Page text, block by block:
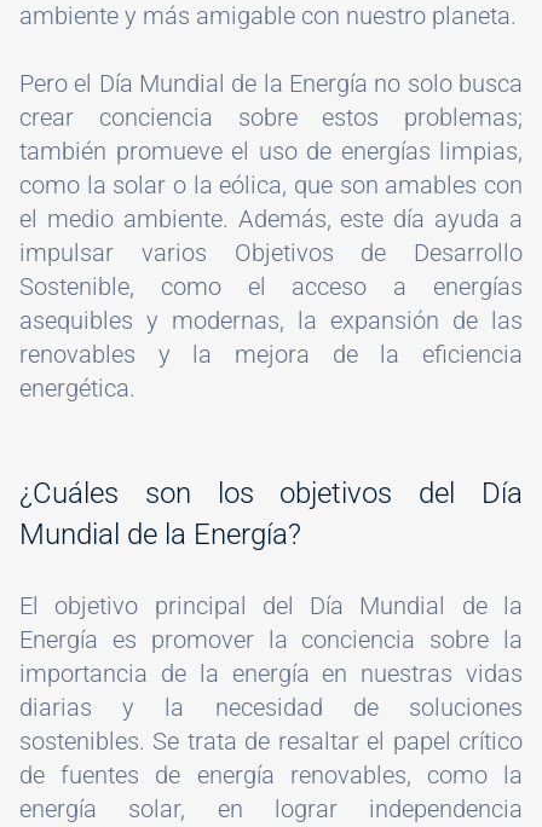
ambiente y más amigable con nuestro planeta.
Pero el Día Mundial de la Energía no solo busca
crear conciencia sobre estos problemas;
también promueve el uso de energías limpias,
como la solar o la eólica, que son amables con
el medio ambiente. Además, este día ayuda a
impulsar varios Objetivos de Desarrollo
Sostenible, como el acceso a energías
asequibles y modernas, la expansión de las
renovables y la mejora de la eficiencia
energética.
¿Cuáles son los objetivos del Día
Mundial de la Energía?
El objetivo principal del Día Mundial de la
Energía es promover la conciencia sobre la
importancia de la energía en nuestras vidas
diarias y la necesidad de soluciones
sostenibles. Se trata de resaltar el papel crítico
de fuentes de energía renovables, como la
energía solar, en lograr independencia